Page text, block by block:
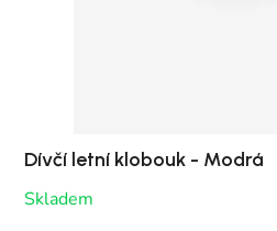
Dívčí letní klobouk - Modrá
Skladem